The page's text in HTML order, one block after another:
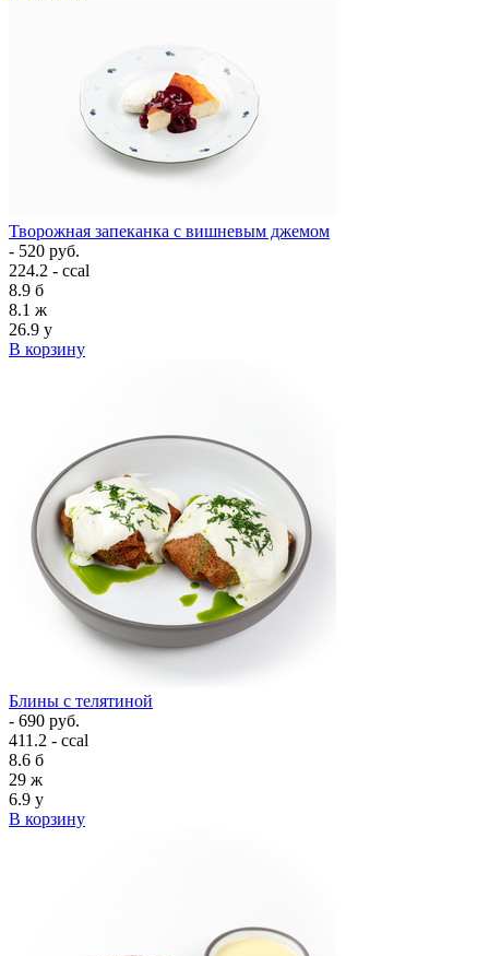
Творожная запеканка с вишневым джемом
- 520 руб.
224.2 - ccal
8.9 б
8.1 ж
26.9 у
В корзину
Блины с телятиной
- 690 руб.
411.2 - ccal
8.6 б
29 ж
6.9 у
В корзину